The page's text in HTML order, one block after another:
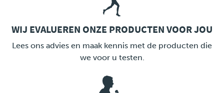
LINK
WIJ EVALUEREN ONZE PRODUCTEN VOOR JOU
Lees ons advies en maak kennis met de producten die
we voor u testen.